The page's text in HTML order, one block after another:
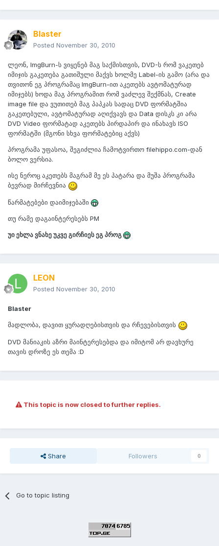
Blaster
Posted November 30, 2010
ლეონ, ImgBurn-ს ვიყენებ მაგ საქმისთვის, DVD-ს რომ ვაკეთებ
იმიჯის გაკეთება გათიშული მაქვს ხოლმე Label-ის გამო (არა და
თვითონ ეგ პროგრამაც ImgBurn-ით აკეთებს ავტომატურად
იმიჯებს) ხოდა მაგ პროგრამით რომ ვაძლევ შექმნას, Create
image file და ვუთითებ მაგ პაპკას სადაც DVD ფორმატშია
გაკეთებული, ავტომატურად აღიქვავს და Data დისკს კი არა
DVD Video ფორმატად აკეთებს პირდაპირ და ინახავს ISO
ფორმატში (მგონი სხვა ფორმატებიც აქვს)
პროგრამა უფასოა, შეგიძლია ჩამოტვირთო filehippo.com-დან
ბოლო ვერსია.
ისე ნეროც აკეთებს მაგრამ მე ეს პატარა და მუშა პროგრამა
ბევრად მირჩევნია
წარმატებები დაიმიჯებაში
თუ რამე დაგაინტერესებს PM
უი ეხლა ვნახე უკვე გირჩიეს ეგ პროგ
LEON
Posted November 30, 2010
Blaster
მადლობა, დავით ყურადღებისთვის და რჩევებისთვის
DVD მანიაკის აზრი მაინტერესებდა და იმიტომ არ დავხურე
თავის დროზე ეს თემა :D
This topic is now closed to further replies.
Share Followers 0
Go to topic listing